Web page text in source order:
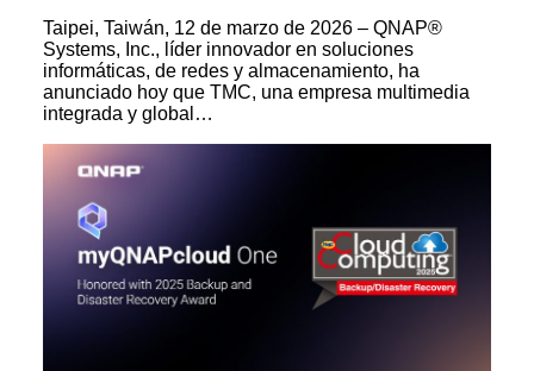
Taipei, Taiwán, 12 de marzo de 2026 – QNAP®
Systems, Inc., líder innovador en soluciones
informáticas, de redes y almacenamiento, ha
anunciado hoy que TMC, una empresa multimedia
integrada y global…